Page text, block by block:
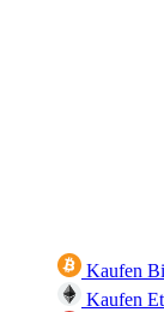
Kaufen
Kaufen